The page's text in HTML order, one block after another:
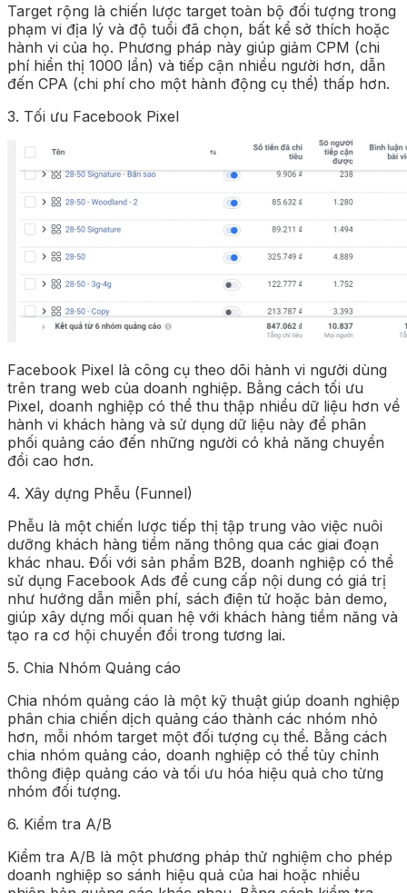
Target rộng là chiến lược target toàn bộ đối tượng trong
phạm vi địa lý và độ tuổi đã chọn, bất kể sở thích hoặc
hành vi của họ. Phương pháp này giúp giảm CPM (chi
phí hiển thị 1000 lần) và tiếp cận nhiều người hơn, dẫn
đến CPA (chi phí cho một hành động cụ thể) thấp hơn.
3. Tối ưu Facebook Pixel
Facebook Pixel là công cụ theo dõi hành vi người dùng
trên trang web của doanh nghiệp. Bằng cách tối ưu
Pixel, doanh nghiệp có thể thu thập nhiều dữ liệu hơn về
hành vi khách hàng và sử dụng dữ liệu này để phân
phối quảng cáo đến những người có khả năng chuyển
đổi cao hơn.
4. Xây dựng Phễu (Funnel)
Phễu là một chiến lược tiếp thị tập trung vào việc nuôi
dưỡng khách hàng tiềm năng thông qua các giai đoạn
khác nhau. Đối với sản phẩm B2B, doanh nghiệp có thể
sử dụng Facebook Ads để cung cấp nội dung có giá trị
như hướng dẫn miễn phí, sách điện tử hoặc bản demo,
giúp xây dựng mối quan hệ với khách hàng tiềm năng và
tạo ra cơ hội chuyển đổi trong tương lai.
5. Chia Nhóm Quảng cáo
Chia nhóm quảng cáo là một kỹ thuật giúp doanh nghiệp
phân chia chiến dịch quảng cáo thành các nhóm nhỏ
hơn, mỗi nhóm target một đối tượng cụ thể. Bằng cách
chia nhóm quảng cáo, doanh nghiệp có thể tùy chỉnh
thông điệp quảng cáo và tối ưu hóa hiệu quả cho từng
nhóm đối tượng.
6. Kiểm tra A/B
Kiểm tra A/B là một phương pháp thử nghiệm cho phép
doanh nghiệp so sánh hiệu quả của hai hoặc nhiều